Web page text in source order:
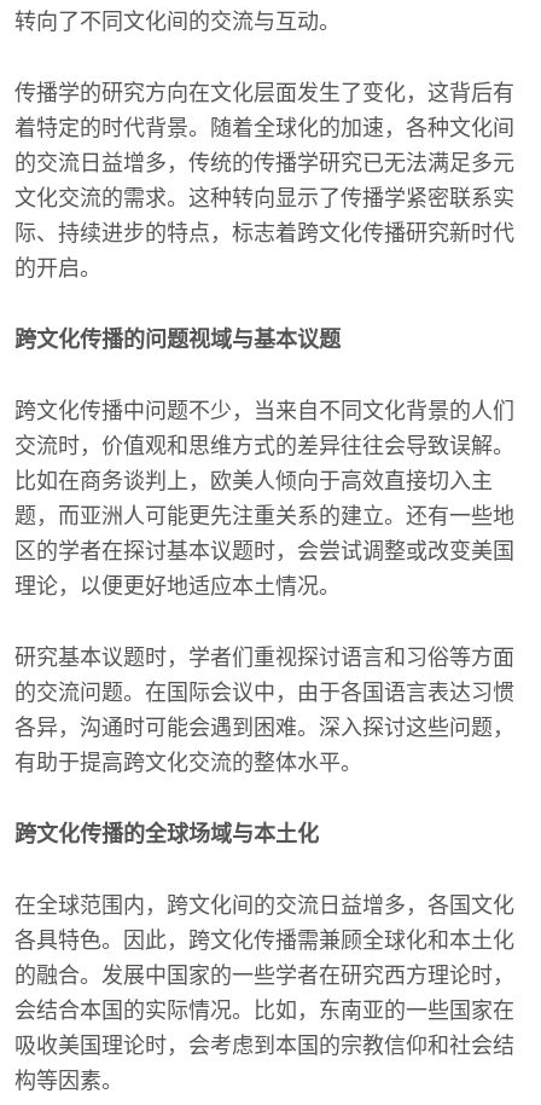
转向了不同文化间的交流与互动。
传播学的研究方向在文化层面发生了变化，这背后有
着特定的时代背景。随着全球化的加速，各种文化间
的交流日益增多，传统的传播学研究已无法满足多元
文化交流的需求。这种转向显示了传播学紧密联系实
际、持续进步的特点，标志着跨文化传播研究新时代
的开启。
跨文化传播的问题视域与基本议题
跨文化传播中问题不少，当来自不同文化背景的人们
交流时，价值观和思维方式的差异往往会导致误解。
比如在商务谈判上，欧美人倾向于高效直接切入主
题，而亚洲人可能更先注重关系的建立。还有一些地
区的学者在探讨基本议题时，会尝试调整或改变美国
理论，以便更好地适应本土情况。
研究基本议题时，学者们重视探讨语言和习俗等方面
的交流问题。在国际会议中，由于各国语言表达习惯
各异，沟通时可能会遇到困难。深入探讨这些问题，
有助于提高跨文化交流的整体水平。
跨文化传播的全球场域与本土化
在全球范围内，跨文化间的交流日益增多，各国文化
各具特色。因此，跨文化传播需兼顾全球化和本土化
的融合。发展中国家的一些学者在研究西方理论时，
会结合本国的实际情况。比如，东南亚的一些国家在
吸收美国理论时，会考虑到本国的宗教信仰和社会结
构等因素。